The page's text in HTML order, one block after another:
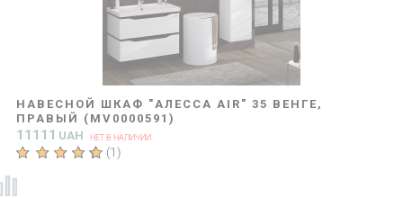
НАВЕСНОЙ ШКАФ "АЛЕССА AIR" 35 ВЕНГЕ,
ПРАВЫЙ (MV0000591)
(1)
11111 UAH НЕТ В НАЛИЧИИ